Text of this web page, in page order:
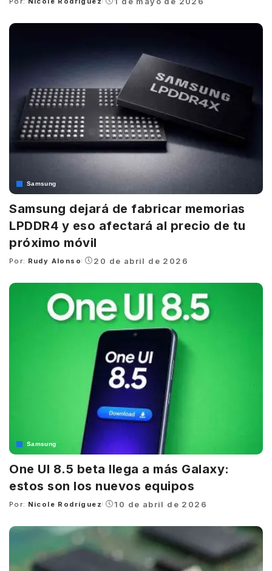
Posted
Samsung
Samsung dejará de fabricar memorias
LPDDR4 y eso afectará al precio de tu
próximo móvil
Posted
Por: Rudy Alonso 20 de abril de 2026
Samsung
One UI 8.5 beta llega a más Galaxy:
estos son los nuevos equipos
Posted
Por: Nicole Rodríguez 10 de abril de 2026